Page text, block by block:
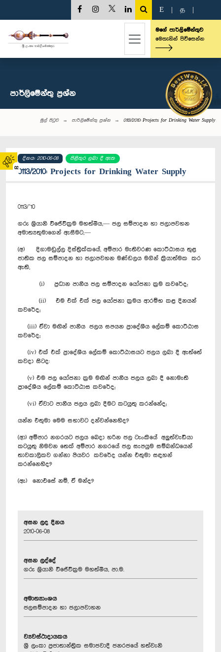
02
E த
මගේ පාර්ලිමේන්තුව
මෙතැනින් පිවිසෙන්න
පාර්ලි‌මේන්තු‌ ප්‍රශ්න
මුල් පිටුව පාර්ලි‌මේන්තු‌ ප්‍රශ්න 0113/2010: Projects for Drinking Water Supply
දිනය: 2010-06-08 පිළිතුර ලබා දී ඇත
0113/2010: Projects for Drinking Water Supply
0113/’10
ගරු ශ්‍රියානි විජේවික්‍රම මහත්මිය,— ජල සම්පාදන හා ජලාපවහන
අමාත්‍යතුමාගෙන් ඇසීමට,—
(අ) දිගාමඩුල්ල දිස්ත්‍රික්කයේ, අම්පාර මැතිවරණ කොට්ඨාසය තුළ
ජාතික ජල සම්පාදන හා ජලාපවහන මණ්ඩලය මගින් ක්‍රියාත්මක කර
ඇති,
(i) ප්‍රධාන පානීය ජල සම්පාදන යෝජනා ක්‍රම කවරේද;
(ii) එම එක් එක් ජල යෝජනා ක්‍රමය ආරම්භ කළ දිනයන්
කවරේද;
(iii) ඒවා මඟින් පානීය ජලය සපයන ප්‍රාදේශීය ලේකම් කොට්ඨාස
කවරේද;
(iv) එක් එක් ප්‍රාදේශීය ලේකම් කොට්ඨාසයට ජලය ලබා දී ඇත්තේ
කවදා සිටද:‍‍
(v) එම ජල යෝජනා ක්‍රම මඟින් පානීය ජලය ලබා දී නොමැති
ප්‍රාදේශීය ලේකම් කොට්ඨාස කවරේද;
(vi) ඒවාට පානීය ජලය ලබා දීමට කටයුතු කරන්නේද;
යන්න එතුමා මෙම සභාවට දන්වන්නෙහිද?
(ආ) අම්පාර නගරයට ජලය බෙදා හරින ජල ටැංකියේ අලුත්වැඩියා
කටයුතු නිමවන තෙක් අම්පාර නගරයේ ජල සැපයුම සම්බන්ධයෙන්
තාවකාලිකව ගන්නා පියවර කවරේද යන්න එතුමා සඳහන්
කරන්නෙහිද?
(ඇ)‍ නොඑසේ නම්, ඒ මන්ද?
අසන ලද දිනය
2010-06-08
අසන ලද්දේ
ගරු ශ්‍රියානි විජේවික්‍රම මහත්මිය, පා.ම.
අමාත්‍යාංශය
ජලසම්පාදන හා ජලාපවාහන
ව්‍යවස්ථාදායකය
ශ්‍රී ලංකා ප්‍රජාතාන්ත්‍රික සමාජවාදී ජනරජයේ හත්වැනි